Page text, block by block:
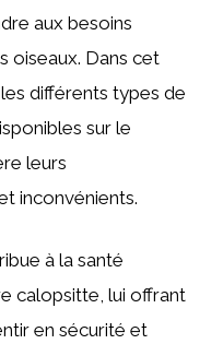
aux besoins
oiseaux. Dans cet
différents types de
sur le
leurs
inconvénients.
à la santé
calopsitte, lui offrant
en sécurité et